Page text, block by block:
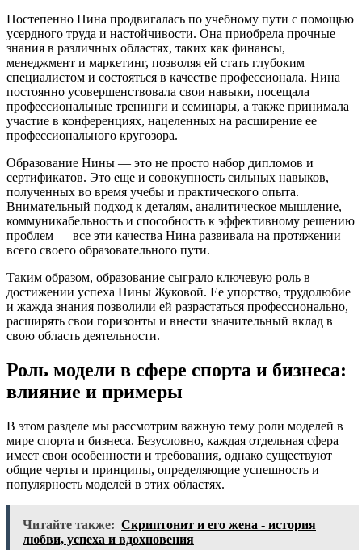
Постепенно Нина продвигалась по учебному пути с помощью
усердного труда и настойчивости. Она приобрела прочные
знания в различных областях, таких как финансы,
менеджмент и маркетинг, позволяя ей стать глубоким
специалистом и состояться в качестве профессионала. Нина
постоянно усовершенствовала свои навыки, посещала
профессиональные тренинги и семинары, а также принимала
участие в конференциях, нацеленных на расширение ее
профессионального кругозора.
Образование Нины — это не просто набор дипломов и
сертификатов. Это еще и совокупность сильных навыков,
полученных во время учебы и практического опыта.
Внимательный подход к деталям, аналитическое мышление,
коммуникабельность и способность к эффективному решению
проблем — все эти качества Нина развивала на протяжении
всего своего образовательного пути.
Таким образом, образование сыграло ключевую роль в
достижении успеха Нины Жуковой. Ее упорство, трудолюбие
и жажда знания позволили ей разрастаться профессионально,
расширять свои горизонты и внести значительный вклад в
свою область деятельности.
Роль модели в сфере спорта и бизнеса:
влияние и примеры
В этом разделе мы рассмотрим важную тему роли моделей в
мире спорта и бизнеса. Безусловно, каждая отдельная сфера
имеет свои особенности и требования, однако существуют
общие черты и принципы, определяющие успешность и
популярность моделей в этих областях.
Читайте также: Скриптонит и его жена - история
любви, успеха и вдохновения